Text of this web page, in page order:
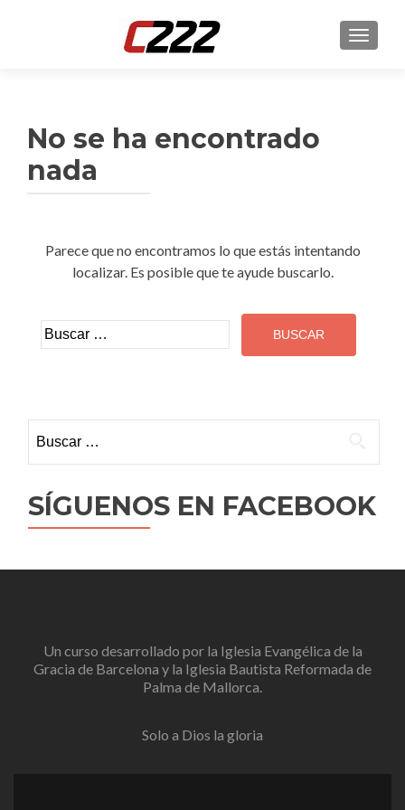
No se ha encontrado
nada
Parece que no encontramos lo que estás intentando
localizar. Es posible que te ayude buscarlo.
Buscar:
SÍGUENOS EN FACEBOOK
Un curso desarrollado por la Iglesia Evangélica de la
Gracia de Barcelona y la Iglesia Bautista Reformada de
Palma de Mallorca.
Solo a Dios la gloria